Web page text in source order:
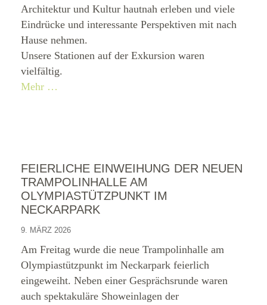
Architektur und Kultur hautnah erleben und viele
Eindrücke und interessante Perspektiven mit nach
Hause nehmen.
Unsere Stationen auf der Exkursion waren
vielfältig.
Mehr …
FEIERLICHE EINWEIHUNG DER NEUEN
TRAMPOLINHALLE AM
OLYMPIASTÜTZPUNKT IM
NECKARPARK
9. MÄRZ 2026
Am Freitag wurde die neue Trampolinhalle am
Olympiastützpunkt im Neckarpark feierlich
eingeweiht. Neben einer Gesprächsrunde waren
auch spektakuläre Showeinlagen der